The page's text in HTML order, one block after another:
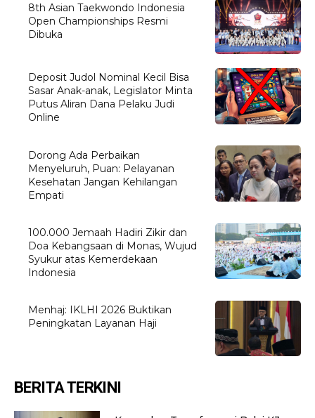
8th Asian Taekwondo Indonesia
Open Championships Resmi
Dibuka
Deposit Judol Nominal Kecil Bisa
Sasar Anak-anak, Legislator Minta
Putus Aliran Dana Pelaku Judi
Online
Dorong Ada Perbaikan
Menyeluruh, Puan: Pelayanan
Kesehatan Jangan Kehilangan
Empati
100.000 Jemaah Hadiri Zikir dan
Doa Kebangsaan di Monas, Wujud
Syukur atas Kemerdekaan
Indonesia
Menhaj: IKLHI 2026 Buktikan
Peningkatan Layanan Haji
BERITA TERKINI